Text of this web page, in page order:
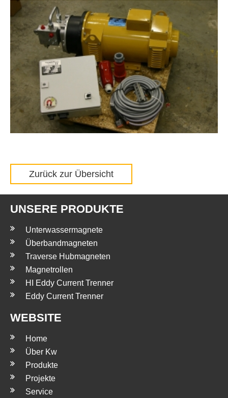
Zurück zur Übersicht
UNSERE PRODUKTE
Unterwassermagnete
Überbandmagneten
Traverse Hubmagneten
Magnetrollen
HI Eddy Current Trenner
Eddy Current Trenner
WEBSITE
Home
Über Kw
Produkte
Projekte
Service